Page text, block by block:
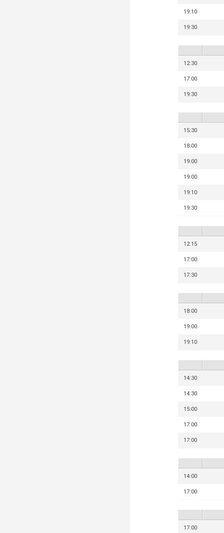
19:10
19:30
12:30
17:00
19:30
15:30
18:00
19:00
19:00
19:10
19:30
12:15
17:00
17:30
18:00
19:00
19:10
14:30
14:30
15:00
17:00
17:00
14:00
17:00
17:00